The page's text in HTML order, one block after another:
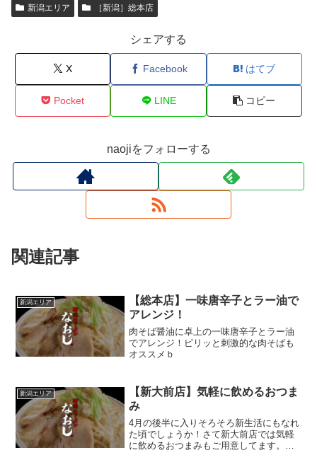
新潟エリア ［新潟］総本店
シェアする
X Facebook はてブ
Pocket LINE コピー
naojiをフォローする
関連記事
新潟エリア
【総本店】一味唐辛子とラー油で
アレンジ！
肉そば醤油に卓上の一味唐辛子とラー油
でアレンジ！ピリッと刺激的な肉そばも
オススメｂ
新潟エリア
【新大前店】気軽に飲めるおつま
み
4月の後半に入りそろそろ新生活にもなれ
た頃でしょうか！さて新大前店では気軽
に飲めるおつまみもご用意してます。写